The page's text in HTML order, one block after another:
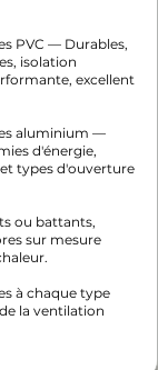
PVC — Durables,
isolation
excellent
aluminium —
d'énergie,
types d'ouverture
ou battants,
sur mesure
à chaque type
la ventilation